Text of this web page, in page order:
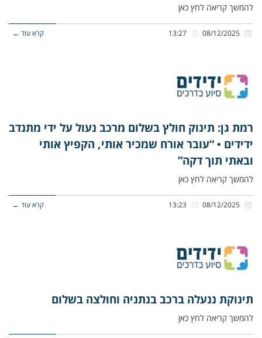
להמשך קריאה לחץ כאן
קרא עוד ←
רמת גן: תינוק חולץ בשלום מרכב נעול על ידי מתנדב
ידידים • “עובר אורח שמכיר אותי, הקפיץ אותי
ובאתי תוך דקה”
להמשך קריאה לחץ כאן
קרא עוד ←
תינוקת ננעלה ברכב בנתניה וחולצה בשלום
להמשך קריאה לחץ כאן